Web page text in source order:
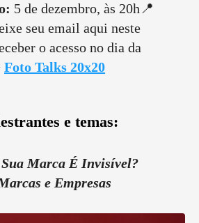
5 de dezembro, às 20h📍
seu email aqui neste
o acesso no dia da
Foto Talks 20x20
e temas:
Sua Marca É Invisível?
e Empresas